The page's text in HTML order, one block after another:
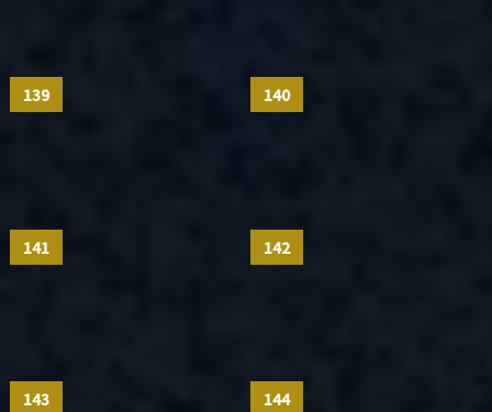
139 140
141 142
143 144